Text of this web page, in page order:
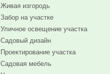
Живая изгородь
Забор на участке
Уличное освещение участка
Садовый дизайн
Проектирование участка
Садовая мебель